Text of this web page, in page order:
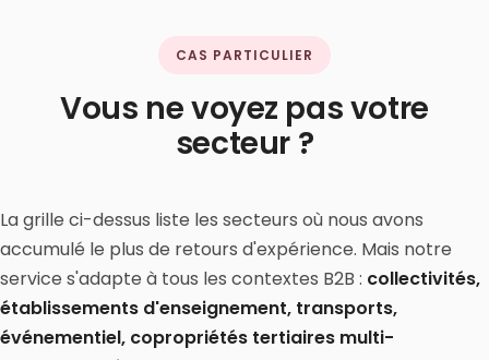
CAS PARTICULIER
Vous ne voyez pas votre
secteur ?
La grille ci-dessus liste les secteurs où nous avons
accumulé le plus de retours d'expérience. Mais notre
service s'adapte à tous les contextes B2B : collectivités,
établissements d'enseignement, transports,
événementiel, copropriétés tertiaires multi-